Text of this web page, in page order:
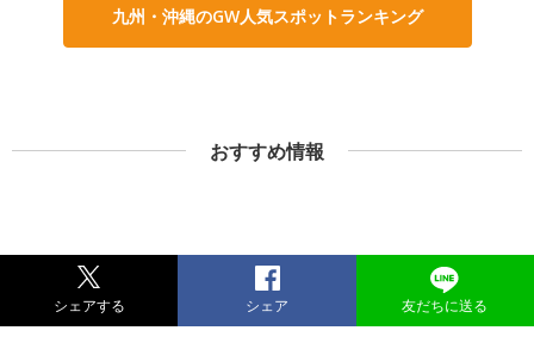
九州・沖縄のGW人気スポットランキング
おすすめ情報
シェアする シェア 友だちに送る